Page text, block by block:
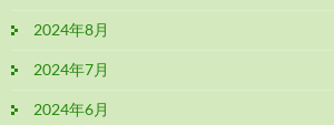
2024年8月
2024年7月
2024年6月